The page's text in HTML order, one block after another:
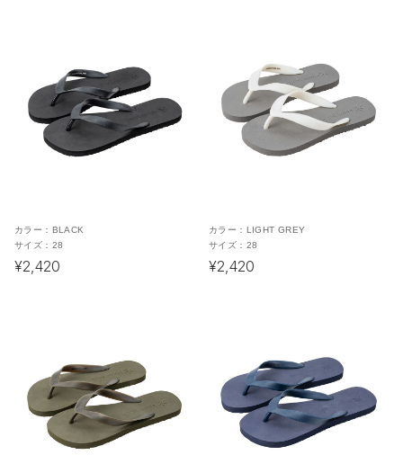
カラー： BLACK
サイズ： 28
¥2,420
カラー： LIGHT GREY
サイズ： 28
¥2,420